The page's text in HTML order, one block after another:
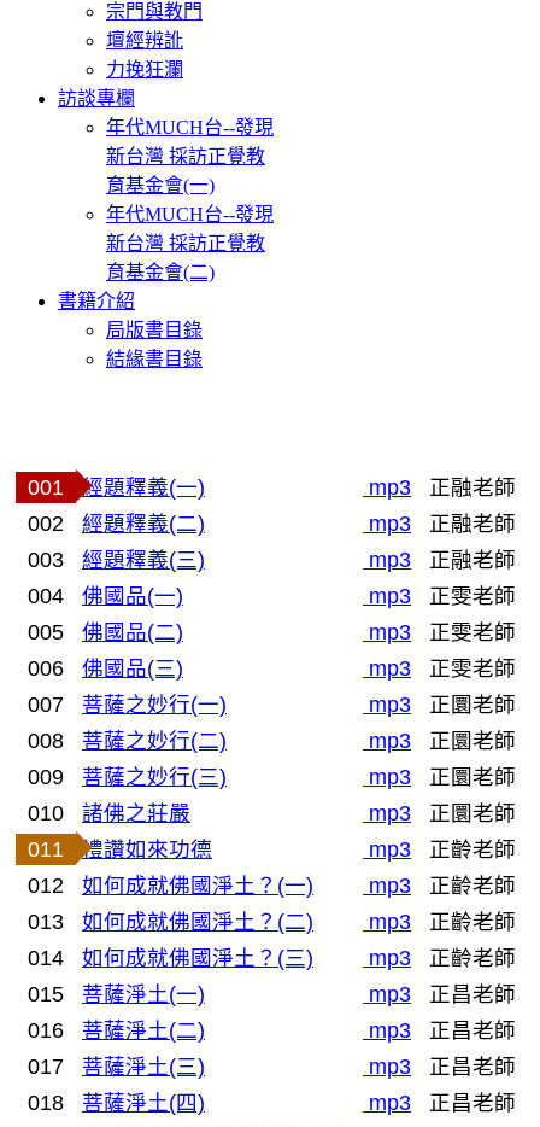
宗門與教門
壇經辨訛
力挽狂瀾
訪談專欄
年代MUCH台--發現
新台灣 採訪正覺教
育基金會(一)
年代MUCH台--發現
新台灣 採訪正覺教
育基金會(二)
書籍介紹
局版書目錄
結緣書目錄
001 經題釋義(一) mp3
正融老師
002
經題釋義(二) mp3
正融老師
003
經題釋義(三) mp3
正融老師
004
佛國品(一) mp3
正雯老師
005
佛國品(二) mp3
正雯老師
006
佛國品(三) mp3
正雯老師
007
菩薩之妙行(一) mp3
正圜老師
008
菩薩之妙行(二) mp3
正圜老師
009
菩薩之妙行(三) mp3
正圜老師
010
諸佛之莊嚴 mp3
正圜老師
011
禮讚如來功德 mp3
正齡老師
012
如何成就佛國淨土？(一) mp3
正齡老師
013
如何成就佛國淨土？(二) mp3
正齡老師
014
如何成就佛國淨土？(三) mp3
正齡老師
015
菩薩淨土(一) mp3
正昌老師
016
菩薩淨土(二) mp3
正昌老師
017
菩薩淨土(三) mp3
正昌老師
018
菩薩淨土(四) mp3 正昌老師